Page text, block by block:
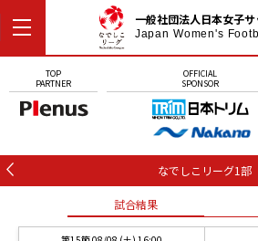
一般社団法人日本女子
Japan Women's
TOP
PARTNER
OFFICIAL
SPONSOR
なでしこリーグ1部
試合結果